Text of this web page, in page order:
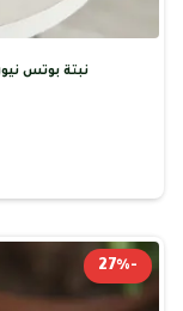
نبتة بوتس
-27%